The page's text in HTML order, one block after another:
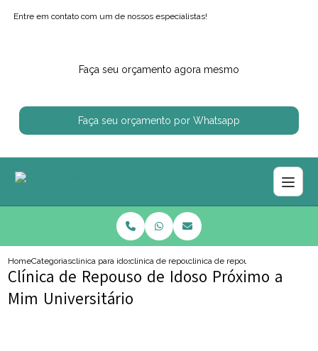
Entre em contato com um de nossos especialistas!
Faça seu orçamento agora mesmo
Faça seu orçamento por Whatsapp
HomeCategoriasclinica para idososclinica de repouso para idoso com alzheimer
clinica de repouso de idoso
Clínica de Repouso de Idoso Próximo a
Mim Universitário